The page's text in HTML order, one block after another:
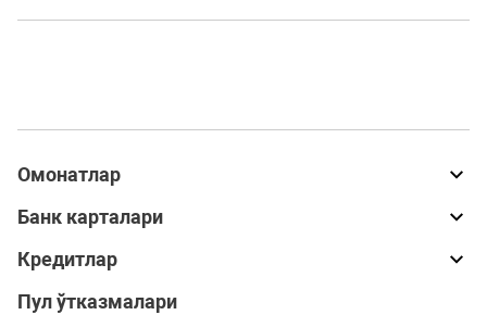
Омонатлар
Банк карталари
Кредитлар
Пул ўтказмалари